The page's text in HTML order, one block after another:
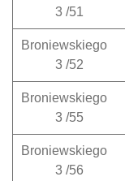
3 /51
Broniewskiego
3 /52
Broniewskiego
3 /55
Broniewskiego
3 /56